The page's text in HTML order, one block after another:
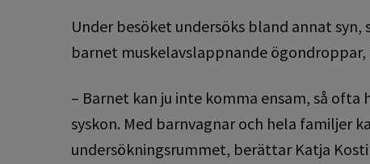
Under besöket undersöks bland annat
barnet muskelavslappnande
– Barnet kan ju inte komma ensam, så
syskon. Med barnvagnar och hela familjer
undersökningsrummet, berättar Katja